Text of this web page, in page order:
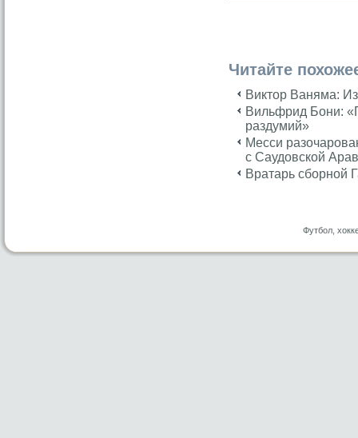
Читайте
Виктор Ваняма:
Вильфрид Бони:
раздумий»
Месси
с Саудовской
Вратарь сборной
Футбол,